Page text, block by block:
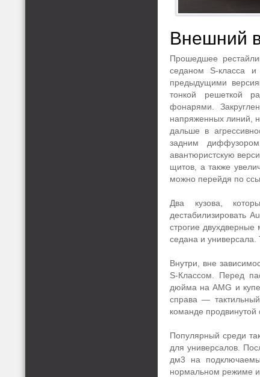
Внешний
Прошедшее
седаном S-класса
предыдущими
тонкой решеткой
фонарями.
напряженных линий,
дальше в
задним
авантюристскую
щитов, а также
можно перейдя по
Два кузова,
дестабилизировать
строгие
седана и универсала.
Внутри, вне
S-Классом. Перед
дюйма на AMG и
справа —
команде
Популярный среди
для универсалов.
дм3 на
нормальном режиме